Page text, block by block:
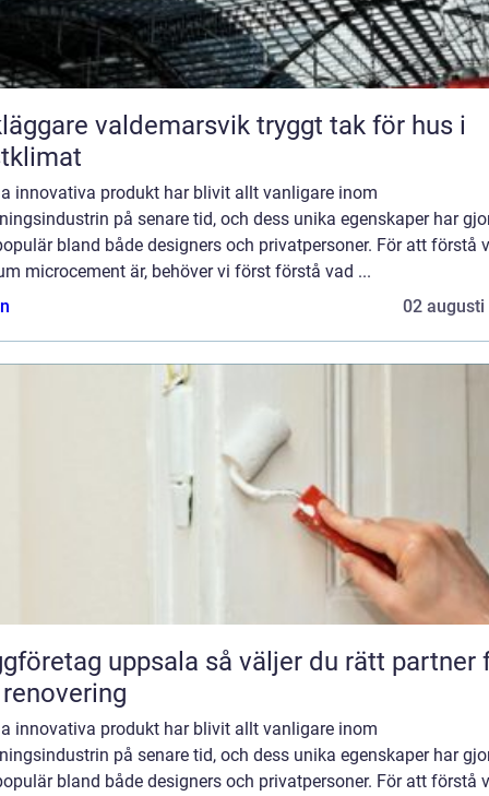
valdemarsvik tryggt tak för hus i
innovativa produkt har blivit allt vanligare inom
på senare tid, och dess unika egenskaper har
bland både designers och privatpersoner. För att förstå
microcement är, behöver vi först förstå vad ...
02 augusti
uppsala så väljer du rätt partner för
innovativa produkt har blivit allt vanligare inom
på senare tid, och dess unika egenskaper har
bland både designers och privatpersoner. För att förstå